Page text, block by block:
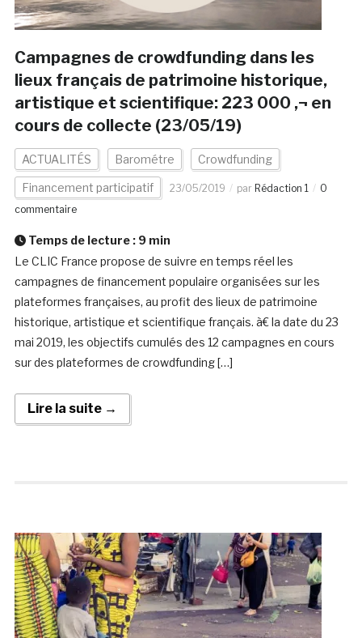
Campagnes de crowdfunding dans les
lieux français de patrimoine historique,
artistique et scientifique: 223 000 ‚¬ en
cours de collecte (23/05/19)
ACTUALITÉS Barométre Crowdfunding
Financement participatif 23/05/2019 par Rédaction 1
0
commentaire
Temps de lecture : 9 min
Le CLIC France propose de suivre en temps réel les
campagnes de financement populaire organisées sur les
plateformes françaises, au profit des lieux de patrimoine
historique, artistique et scientifique français. à€ la date du 23
mai 2019, les objectifs cumulés des 12 campagnes en cours
sur des plateformes de crowdfunding […]
Lire la suite →